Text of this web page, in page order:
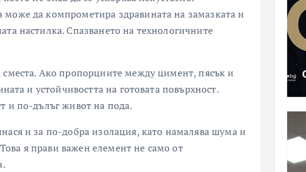
да компрометира здравината на замазката и
настилка. Спазването на технологичните
Ако пропорциите между цимент, пясък и
и устойчивостта на готовата повърхност.
и по-дълъг живот на пода.
и за по-добра изолация, като намалява шума и
я прави важен елемент не само от